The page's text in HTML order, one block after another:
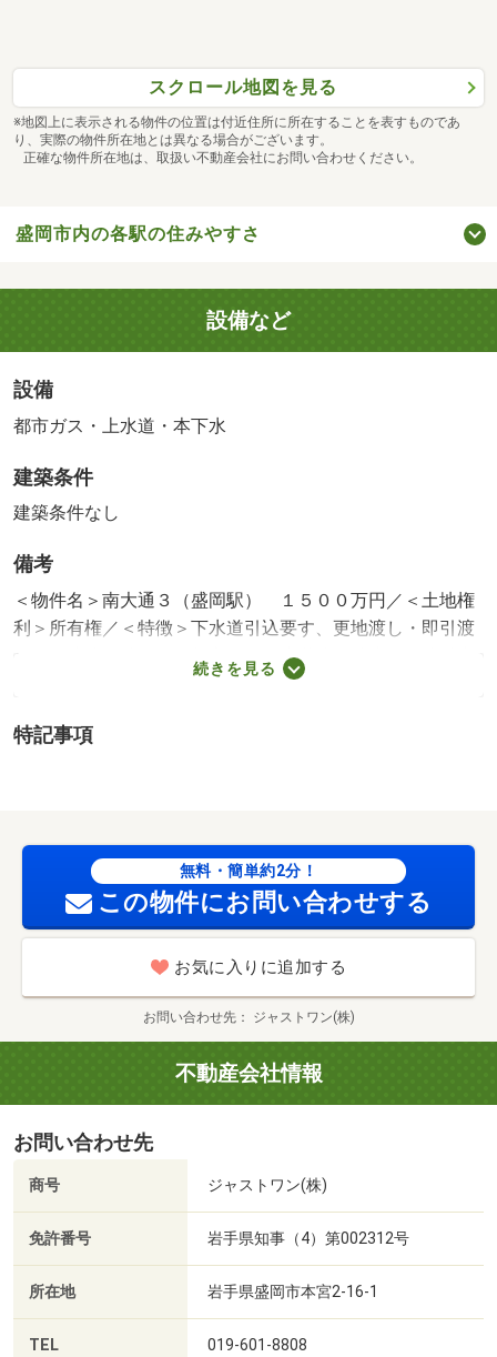
スクロール地図を見る
※地図上に表示される物件の位置は付近住所に所在することを表すものであ
り、実際の物件所在地とは異なる場合がございます。
正確な物件所在地は、取扱い不動産会社にお問い合わせください。
盛岡市内の各駅の住みやすさ
設備など
設備
都市ガス・上水道・本下水
建築条件
建築条件なし
備考
＜物件名＞南大通３（盛岡駅） １５００万円／＜土地権
利＞所有権／＜特徴＞下水道引込要す、更地渡し・即引渡
し可・建築条件なし・都市ガス・小学校 徒歩１０分以内
続きを見る
特記事項
無料・簡単約2分！
この物件にお問い合わせする
お気に入りに追加する
お問い合わせ先 ジャストワン(株)
不動産会社情報
お問い合わせ先
商号 ジャストワン(株)
免許番号 岩手県知事（4）第002312号
所在地 岩手県盛岡市本宮2-16-1
TEL 019-601-8808